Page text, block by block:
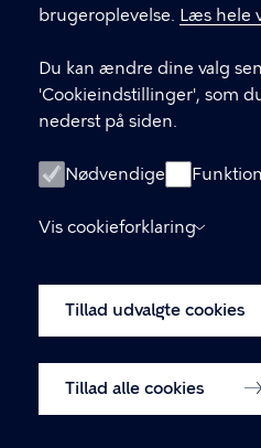
brugeroplevelse. Læs hele
Du kan ændre dine valg
'Cookieindstillinger', som
nederst på siden.
Nødvendige
Vis cookieforklaring
Tillad udvalgte cookies
Tillad alle cookies
LINKS
Kontakt
Facebook
Instagram
Linkedin
Cookiepolitik
Cookieindstillinger